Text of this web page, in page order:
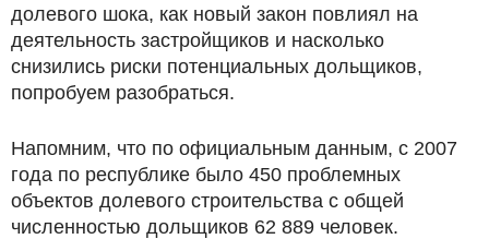
долевого шока, как новый закон повлиял на
деятельность застройщиков и насколько
снизились риски потенциальных дольщиков,
попробуем разобраться.
Напомним, что по официальным данным, с 2007
года по республике было 450 проблемных
объектов долевого строительства с общей
численностью дольщиков 62 889 человек.